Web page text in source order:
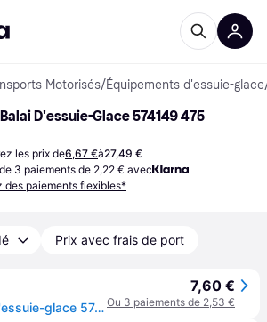
Motorisés/Équipements d'essuie-glace
D'essuie-Glace 574149 475
les prix de6,67 €à27,49 €
3 paiements de 2,22 € avec
des paiements flexibles*
Prix avec frais de port
VALEO - Balai d'essuie-glace 574149 - 475 mm (Vendu à l'unité) - Réf. 149574149
7,60 €
Ou 3 paiements de 2,53 €